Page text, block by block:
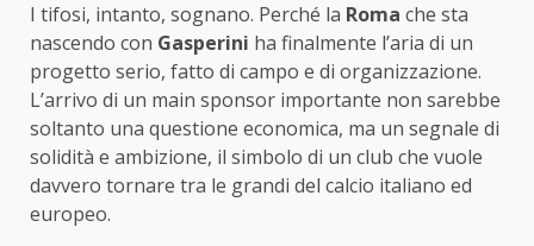
I tifosi, intanto, sognano. Perché la Roma che sta
nascendo con Gasperini ha finalmente l’aria di un
progetto serio, fatto di campo e di organizzazione.
L’arrivo di un main sponsor importante non sarebbe
soltanto una questione economica, ma un segnale di
solidità e ambizione, il simbolo di un club che vuole
davvero tornare tra le grandi del calcio italiano ed
europeo.